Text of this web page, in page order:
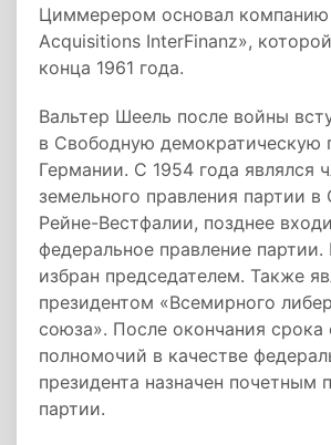
Циммерером основал компанию
Acquisitions InterFinanz»,
конца 1961 года.
Вальтер Шеель после войны
в Свободную демократическую
Германии. С 1954 года являлся
земельного правления партии
Рейне-Вестфалии, позднее
федеральное правление партии.
избран председателем. Также
президентом «Всемирного
союза». После окончания срока
полномочий в качестве
президента назначен почетным
партии.